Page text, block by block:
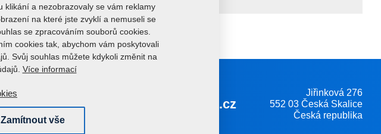
+420 491 450 111 farmet@farmet.cz
Jiřinková 276
552 03 Česká Skalice
Česká republika
klikání a nezobrazovaly se vám reklamy
na které jste zvyklí a nemuseli se
se zpracováním souborů cookies.
cookies tak, abychom vám poskytovali
Svůj souhlas můžete kdykoli změnit na
Více informací
Zamítnout vše